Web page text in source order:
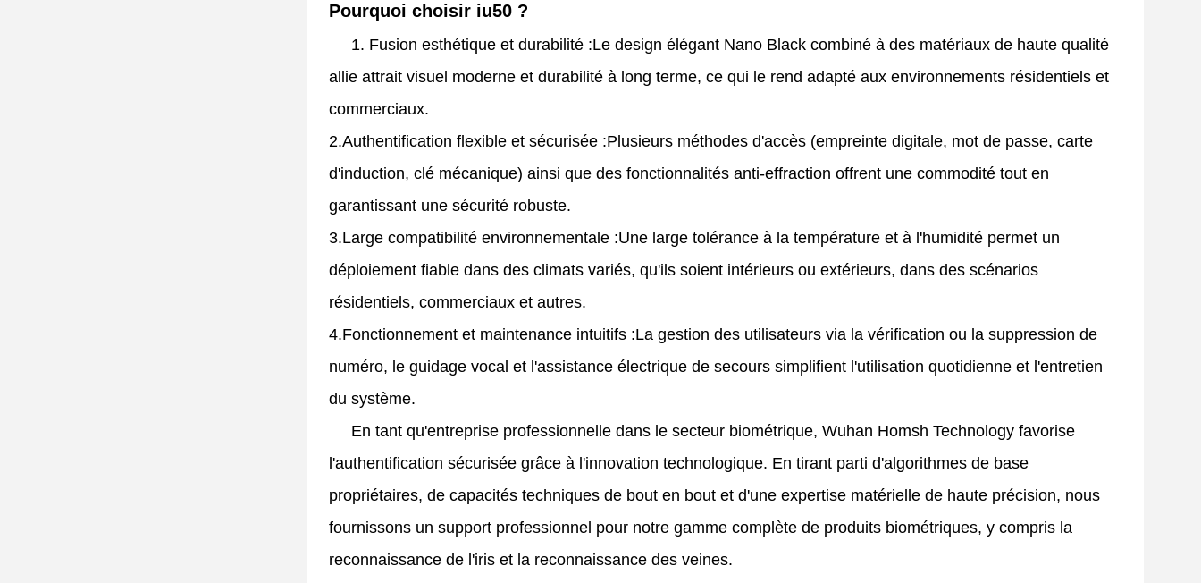
Pourquoi choisir iu50 ?
1. Fusion esthétique et durabilité :Le design élégant Nano Black combiné à des matériaux de haute qualité
allie attrait visuel moderne et durabilité à long terme, ce qui le rend adapté aux environnements résidentiels et
commerciaux.
2.Authentification flexible et sécurisée :Plusieurs méthodes d'accès (empreinte digitale, mot de passe, carte
d'induction, clé mécanique) ainsi que des fonctionnalités anti-effraction offrent une commodité tout en
garantissant une sécurité robuste.
3.Large compatibilité environnementale :Une large tolérance à la température et à l'humidité permet un
déploiement fiable dans des climats variés, qu'ils soient intérieurs ou extérieurs, dans des scénarios
résidentiels, commerciaux et autres.
4.Fonctionnement et maintenance intuitifs :La gestion des utilisateurs via la vérification ou la suppression de
numéro, le guidage vocal et l'assistance électrique de secours simplifient l'utilisation quotidienne et l'entretien
du système.
En tant qu'entreprise professionnelle dans le secteur biométrique, Wuhan Homsh Technology favorise
l'authentification sécurisée grâce à l'innovation technologique. En tirant parti d'algorithmes de base
propriétaires, de capacités techniques de bout en bout et d'une expertise matérielle de haute précision, nous
fournissons un support professionnel pour notre gamme complète de produits biométriques, y compris la
reconnaissance de l'iris et la reconnaissance des veines.